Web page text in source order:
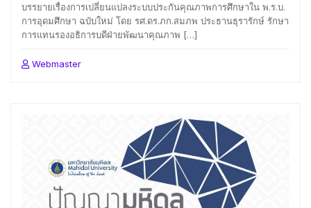
บรรยายเรื่องการเปลี่ยนแปลงระบบประกันคุณภาพการศึกษาใน พ.ร.บ.
การอุดมศึกษา ฉบับใหม่ โดย รศ.ดร.ภก.สมภพ ประธานธุรารักษ์ รักษา
การแทนรองอธิการบดีฝ่ายพัฒนาคุณภาพ […]
Webmaster